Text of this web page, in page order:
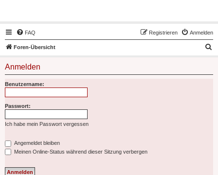
FAQ Anmelden
Registrieren
Foren-Übersicht
Anmelden
Benutzername:
Passwort:
Ich habe mein Passwort vergessen
Angemeldet bleiben
Meinen Online-Status während dieser Sitzung verbergen